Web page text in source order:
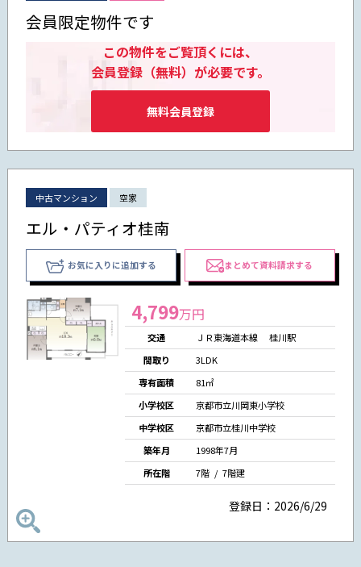
会員限定物件です
この物件をご覧頂くには、
会員登録（無料）が必要です。
無料会員登録
中古マンション 空家
エル・パティオ桂南
お気に入りに追加する まとめて資料請求する
4,799万円
交通
ＪＲ東海道本線 桂川駅
間取り
3LDK
専有面積
81㎡
小学校区
京都市立川岡東小学校
中学校区
京都市立桂川中学校
築年月
1998年7月
所在階
7階 / 7階建
登録日：2026/6/29